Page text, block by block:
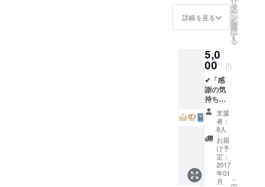
✔「 オ
フィ
シャル
前を記
載」
✔「横
浜版・
防災ト
ランプ
1個」
======
======
======
======
==== お
返し品
説明 ご
詳細を見る
リ
タ
ー
ン
を
選
択
す
る
5,0
00 円
✔「感
謝の気
持ち」
✔「サ
ンクス
ター」
✔「Fun
derス
テッ
カー
(白)」
支援
者：
8人
お届
け予
定：
2017
年01
月
こ